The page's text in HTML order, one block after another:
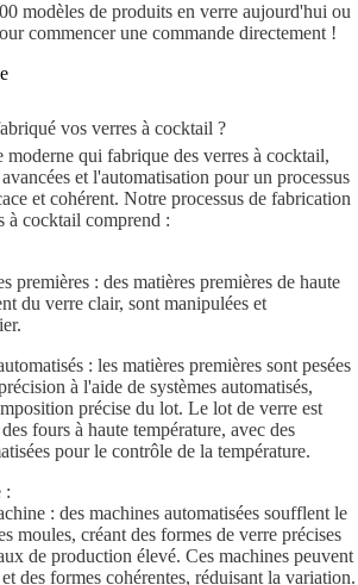
modèles de produits en verre aujourd'hui ou
commencer une commande directement !
vos verres à cocktail ?
moderne qui fabrique des verres à cocktail,
et l'automatisation pour un processus
et cohérent. Notre processus de fabrication
à cocktail comprend :
premières : des matières premières de haute
du verre clair, sont manipulées et
: les matières premières sont pesées
à l'aide de systèmes automatisés,
précise du lot. Le lot de verre est
fours à haute température, avec des
pour le contrôle de la température.
:
: des machines automatisées soufflent le
moules, créant des formes de verre précises
de production élevé. Ces machines peuvent
des formes cohérentes, réduisant la variation.